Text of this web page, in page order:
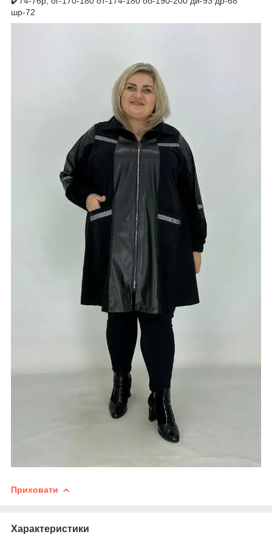
шр-72
Приховати
Характеристики